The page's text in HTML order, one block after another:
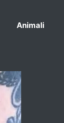
Animali